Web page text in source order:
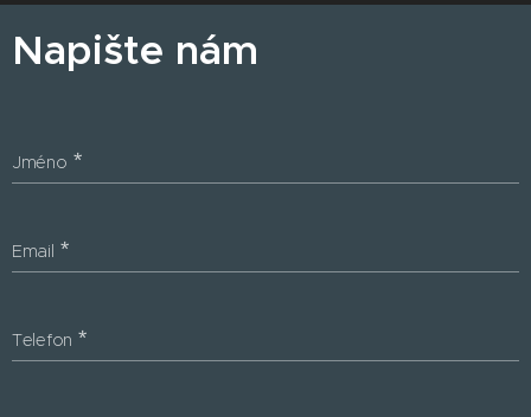
Napište nám
Jméno
Email
Telefon